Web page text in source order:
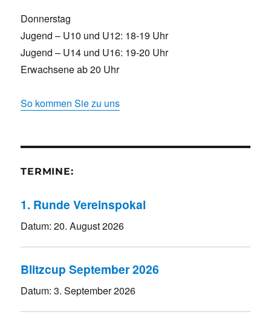
Donnerstag
Jugend – U10 und U12: 18-19 Uhr
Jugend – U14 und U16: 19-20 Uhr
Erwachsene ab 20 Uhr
So kommen Sie zu uns
TERMINE:
1. Runde Vereinspokal
Datum:20. August 2026
Blitzcup September 2026
Datum:3. September 2026